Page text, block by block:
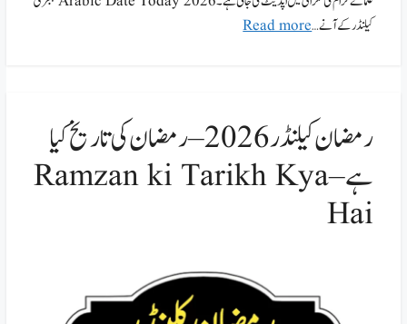
کیلنڈرکے آنے …Read more
رمضان کیلنڈر 2026 – رمضان کی تاریخ کیا
ہے – Ramzan ki Tarikh Kya
Hai